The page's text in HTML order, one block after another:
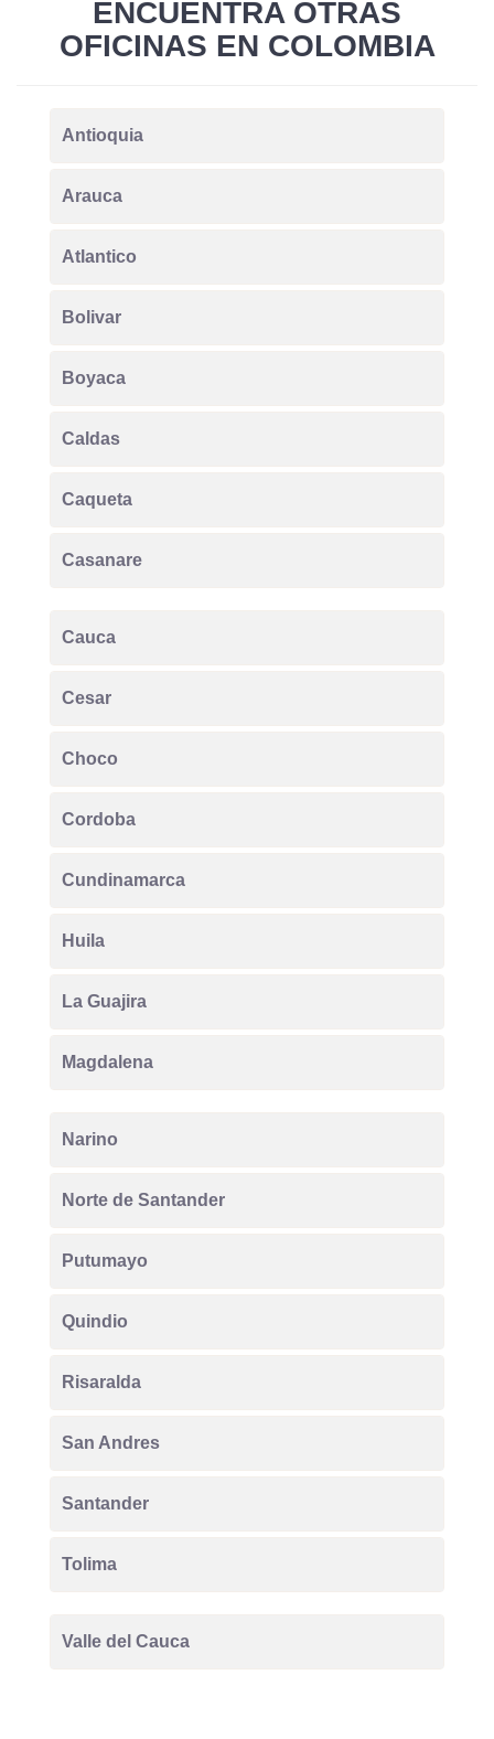
ENCUENTRA OTRAS
OFICINAS EN COLOMBIA
Antioquia
Arauca
Atlantico
Bolivar
Boyaca
Caldas
Caqueta
Casanare
Cauca
Cesar
Choco
Cordoba
Cundinamarca
Huila
La Guajira
Magdalena
Narino
Norte de Santander
Putumayo
Quindio
Risaralda
San Andres
Santander
Tolima
Valle del Cauca